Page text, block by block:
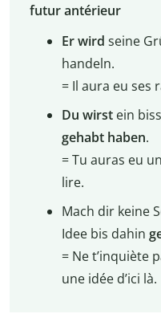
futur antérieur
Er wird seine
handeln.
= Il aura eu ses
Du wirstein
gehabt haben.
= Tu auras eu
lire.
Mach dir keine
Idee bis dahin
= Ne t’inquiète
une idée d’ici là.